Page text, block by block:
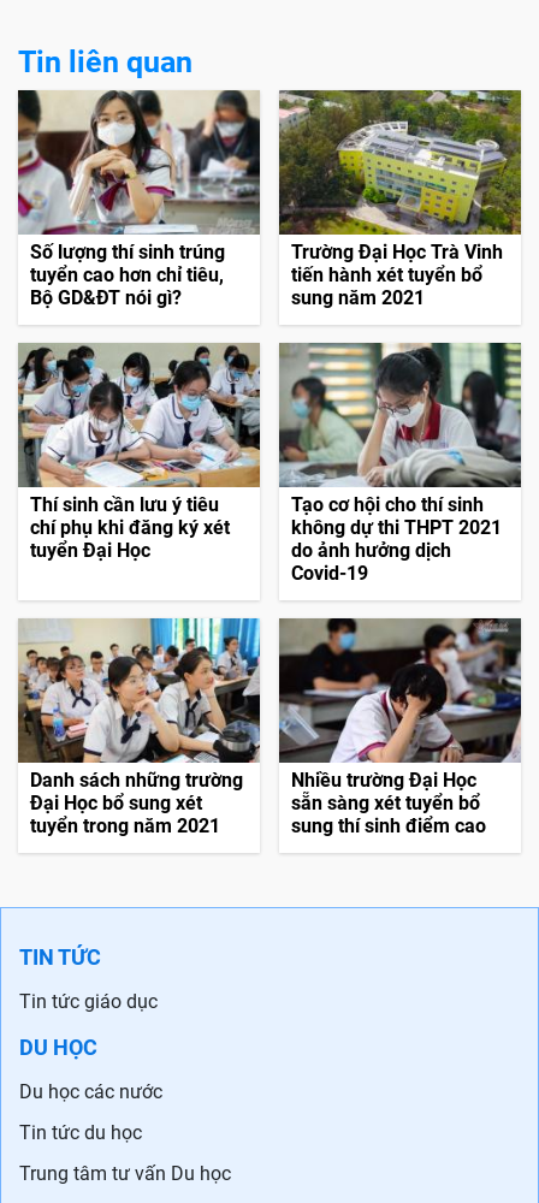
Tin liên quan
Số lượng thí sinh trúng
tuyển cao hơn chỉ tiêu,
Bộ GD&ĐT nói gì?
Trường Đại Học Trà Vinh
tiến hành xét tuyển bổ
sung năm 2021
Thí sinh cần lưu ý tiêu
chí phụ khi đăng ký xét
tuyển Đại Học
Tạo cơ hội cho thí sinh
không dự thi THPT 2021
do ảnh hưởng dịch
Covid-19
Danh sách những trường
Đại Học bổ sung xét
tuyển trong năm 2021
Nhiều trường Đại Học
sẵn sàng xét tuyển bổ
sung thí sinh điểm cao
TIN TỨC
Tin tức giáo dục
DU HỌC
Du học các nước
Tin tức du học
Trung tâm tư vấn Du học